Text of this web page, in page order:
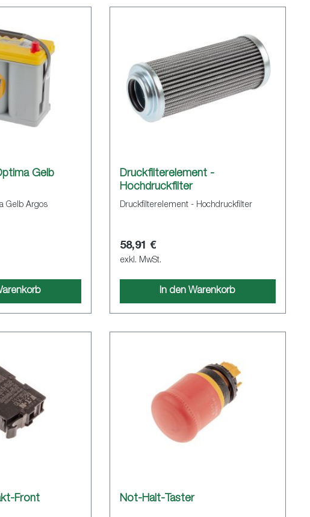
Gelb
Gelb Argos
Druckfilterelement -
Hochdruckfilter
Druckfilterelement - Hochdruckfilter
58,91 €
exkl. MwSt.
In den Warenkorb
Front Not-Halt-Taster